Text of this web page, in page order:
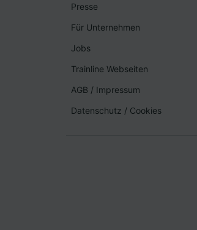
Presse
Für Unternehmen
Jobs
Trainline Webseiten
AGB / Impressum
Datenschutz / Cookies